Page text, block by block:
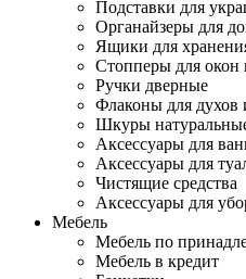
Подставки для
Органайзеры для
Ящики для
Стопперы для окон
Ручки дверные
Флаконы для духов
Шкуры
Аксессуары для
Аксессуары для
Чистящие средства
Аксессуары для
Мебель
Мебель по
Мебель в кредит